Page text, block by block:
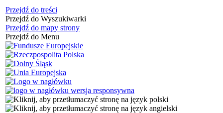
Przejdź do treści
Przejdź do Wyszukiwarki
Przejdź do mapy strony
Przejdź do Menu